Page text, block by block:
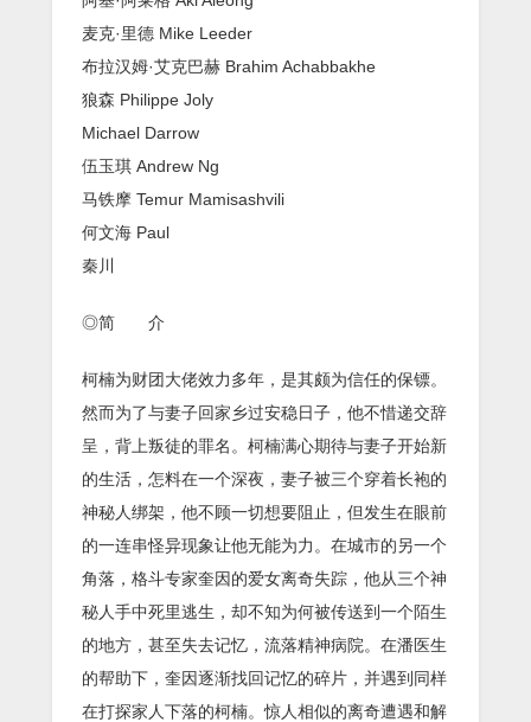
麦克·里德 Mike Leeder
布拉汉姆·艾克巴赫 Brahim Achabbakhe
狼森 Philippe Joly
Michael Darrow
伍玉琪 Andrew Ng
马铁摩 Temur Mamisashvili
何文海 Paul
秦川
◎简 介
柯楠为财团大佬效力多年，是其颇为信任的保镖。
然而为了与妻子回家乡过安稳日子，他不惜递交辞
呈，背上叛徒的罪名。柯楠满心期待与妻子开始新
的生活，怎料在一个深夜，妻子被三个穿着长袍的
神秘人绑架，他不顾一切想要阻止，但发生在眼前
的一连串怪异现象让他无能为力。在城市的另一个
角落，格斗专家奎因的爱女离奇失踪，他从三个神
秘人手中死里逃生，却不知为何被传送到一个陌生
的地方，甚至失去记忆，流落精神病院。在潘医生
的帮助下，奎因逐渐找回记忆的碎片，并遇到同样
在打探家人下落的柯楠。惊人相似的离奇遭遇和解